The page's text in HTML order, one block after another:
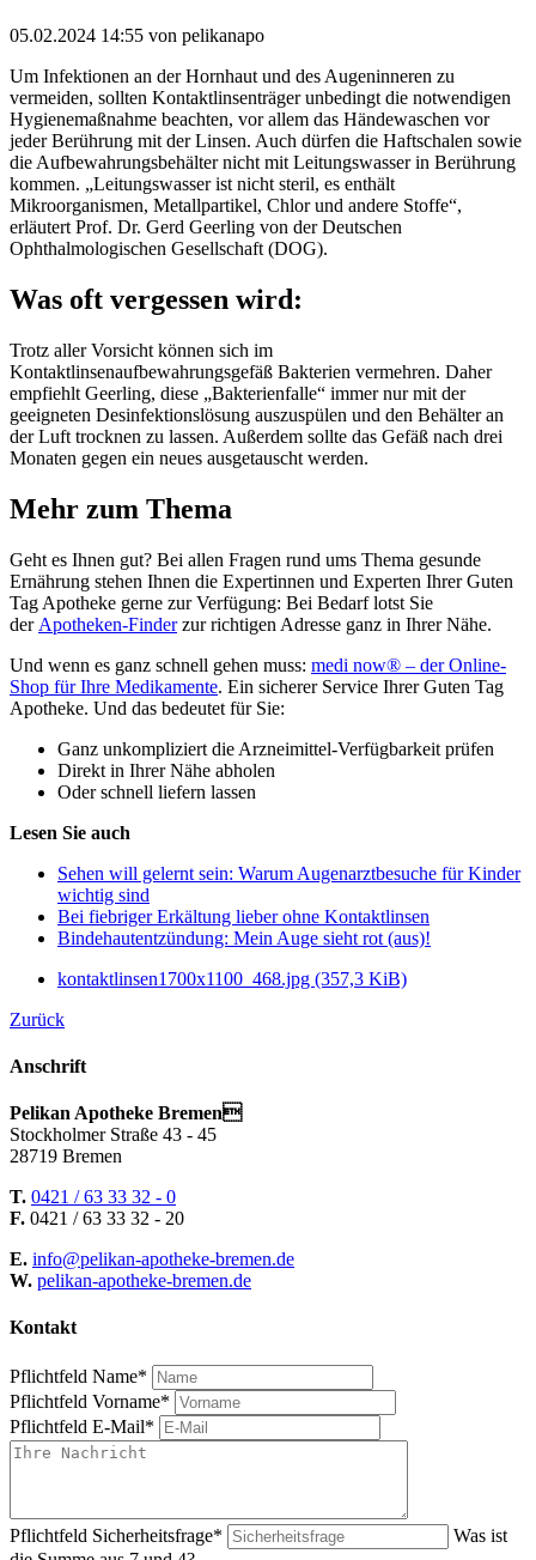
05.02.2024 14:55 von pelikanapo
Um Infektionen an der Hornhaut und des Augeninneren zu
vermeiden, sollten Kontaktlinsenträger unbedingt die notwendigen
Hygienemaßnahme beachten, vor allem das Händewaschen vor
jeder Berührung mit der Linsen. Auch dürfen die Haftschalen sowie
die Aufbewahrungsbehälter nicht mit Leitungswasser in Berührung
kommen. „Leitungswasser ist nicht steril, es enthält
Mikroorganismen, Metallpartikel, Chlor und andere Stoffe“,
erläutert Prof. Dr. Gerd Geerling von der Deutschen
Ophthalmologischen Gesellschaft (DOG).
Was oft vergessen wird:
Trotz aller Vorsicht können sich im
Kontaktlinsenaufbewahrungsgefäß Bakterien vermehren. Daher
empfiehlt Geerling, diese „Bakterienfalle“ immer nur mit der
geeigneten Desinfektionslösung auszuspülen und den Behälter an
der Luft trocknen zu lassen. Außerdem sollte das Gefäß nach drei
Monaten gegen ein neues ausgetauscht werden.
Mehr zum Thema
Geht es Ihnen gut? Bei allen Fragen rund ums Thema gesunde
Ernährung stehen Ihnen die Expertinnen und Experten Ihrer Guten
Tag Apotheke gerne zur Verfügung: Bei Bedarf lotst Sie
der Apotheken-Finderzur richtigen Adresse ganz in Ihrer Nähe.
Und wenn es ganz schnell gehen muss: medi now® – der Online-
Shop für Ihre Medikamente. Ein sicherer Service Ihrer Guten Tag
Apotheke. Und das bedeutet für Sie:
Ganz unkompliziert die Arzneimittel-Verfügbarkeit prüfen
Direkt in Ihrer Nähe abholen
Oder schnell liefern lassen
Lesen Sie auch
Sehen will gelernt sein: Warum Augenarztbesuche für Kinder
wichtig sind
Bei fiebriger Erkältung lieber ohne Kontaktlinsen
Bindehautentzündung: Mein Auge sieht rot (aus)!
kontaktlinsen1700x1100_468.jpg (357,3 KiB)
Zurück
Anschrift
Pelikan Apotheke Bremen
Stockholmer Straße 43 - 45
28719 Bremen
T. 0421 / 63 33 32 - 0
F. 0421 / 63 33 32 - 20
E. info@pelikan-apotheke-bremen.de
W. pelikan-apotheke-bremen.de
Kontakt
Pflichtfeld Name*
Pflichtfeld Vorname*
Pflichtfeld E-Mail*
Pflichtfeld Sicherheitsfrage*
Was ist